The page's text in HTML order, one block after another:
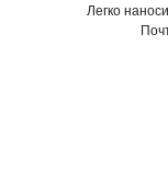
Легко